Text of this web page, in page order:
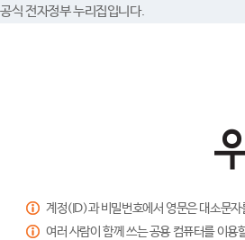
식 전자정부 누리집입니다.
계정(ID)과 비밀번호에서 영문은 대소문
여러 사람이 함께 쓰는 공용 컴퓨터를 이